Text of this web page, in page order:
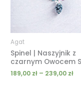
Agat
Spinel | Naszyjnik z
czarnym Owocem
189,00 zł – 239,00 zł